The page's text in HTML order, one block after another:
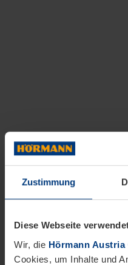
Zustimmung
Diese Webseite
Wir, die Hörmann Austria
Cookies, um Inhalte und